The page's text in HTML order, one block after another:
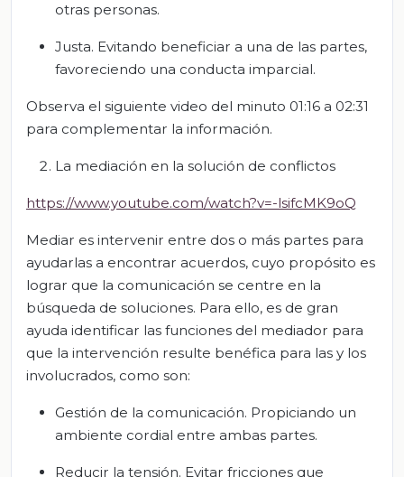
otras personas.
Justa. Evitando beneficiar a una de las partes,
favoreciendo una conducta imparcial.
Observa el siguiente video del minuto 01:16 a 02:31
para complementar la información.
La mediación en la solución de conflictos
https://www.youtube.com/watch?v=-lsifcMK9oQ
Mediar es intervenir entre dos o más partes para
ayudarlas a encontrar acuerdos, cuyo propósito es
lograr que la comunicación se centre en la
búsqueda de soluciones. Para ello, es de gran
ayuda identificar las funciones del mediador para
que la intervención resulte benéfica para las y los
involucrados, como son:
Gestión de la comunicación. Propiciando un
ambiente cordial entre ambas partes.
Reducir la tensión. Evitar fricciones que